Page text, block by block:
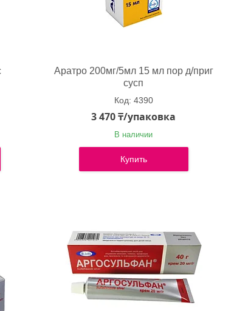
Аратро 200мг/5мл 15 мл пор д/приг
сусп
4390
3 470 ₸/упаковка
В наличии
Купить